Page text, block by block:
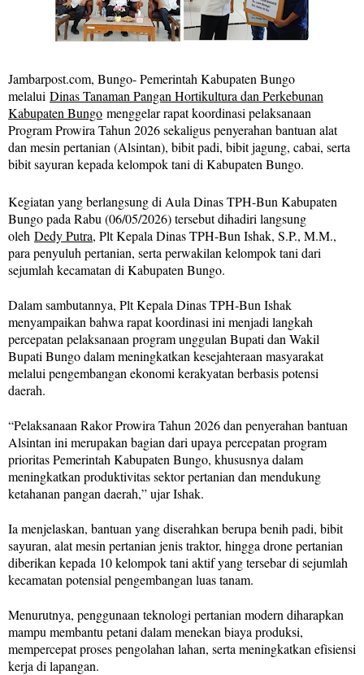
Jambarpost.com, Bungo- Pemerintah Kabupaten Bungo
melalui Dinas Tanaman Pangan Hortikultura dan Perkebunan
Kabupaten Bungo menggelar rapat koordinasi pelaksanaan
Program Prowira Tahun 2026 sekaligus penyerahan bantuan alat
dan mesin pertanian (Alsintan), bibit padi, bibit jagung, cabai, serta
bibit sayuran kepada kelompok tani di Kabupaten Bungo.
Kegiatan yang berlangsung di Aula Dinas TPH-Bun Kabupaten
Bungo pada Rabu (06/05/2026) tersebut dihadiri langsung
oleh Dedy Putra, Plt Kepala Dinas TPH-Bun Ishak, S.P., M.M.,
para penyuluh pertanian, serta perwakilan kelompok tani dari
sejumlah kecamatan di Kabupaten Bungo.
Dalam sambutannya, Plt Kepala Dinas TPH-Bun Ishak
menyampaikan bahwa rapat koordinasi ini menjadi langkah
percepatan pelaksanaan program unggulan Bupati dan Wakil
Bupati Bungo dalam meningkatkan kesejahteraan masyarakat
melalui pengembangan ekonomi kerakyatan berbasis potensi
daerah.
“Pelaksanaan Rakor Prowira Tahun 2026 dan penyerahan bantuan
Alsintan ini merupakan bagian dari upaya percepatan program
prioritas Pemerintah Kabupaten Bungo, khususnya dalam
meningkatkan produktivitas sektor pertanian dan mendukung
ketahanan pangan daerah,” ujar Ishak.
Ia menjelaskan, bantuan yang diserahkan berupa benih padi, bibit
sayuran, alat mesin pertanian jenis traktor, hingga drone pertanian
diberikan kepada 10 kelompok tani aktif yang tersebar di sejumlah
kecamatan potensial pengembangan luas tanam.
Menurutnya, penggunaan teknologi pertanian modern diharapkan
mampu membantu petani dalam menekan biaya produksi,
mempercepat proses pengolahan lahan, serta meningkatkan efisiensi
kerja di lapangan.